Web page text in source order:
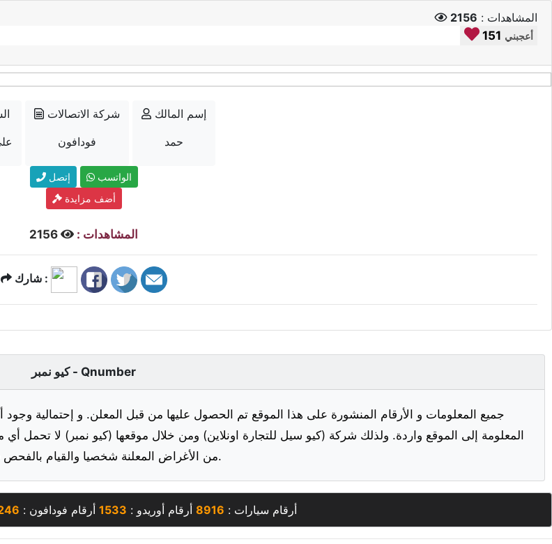
المشاهدات : 2156
151 أعجبني
شركة الاتصالات
فودافون
إسم المالك
حمد
إتصل
الواتسب
أضف مزايدة
المشاهدات :
شارك :
كيو نمبر - Qnumber
جميع المعلومات و الأرقام المنشورة على هذا الموقع تم الحصول عليها من قبل المعلن. و إحتمالية
المعلومة إلى الموقع واردة. ولذلك شركة (كيو سيل للتجارة اونلاين) ومن خلال موقعها (كيو نمبر) لا تحمل
من الأغراض المعلنة شخصيا والقيام بالفحص قبل الشراء.
أرقام سيارات : 8916 أرقام أوريدو : 1533 أرقام فودافون :